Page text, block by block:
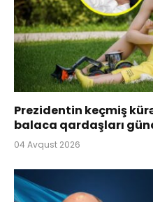
Prezidentin keçmiş
balaca qardaşları
04 Avqust 2026